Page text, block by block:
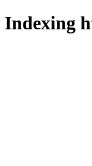
Indexing